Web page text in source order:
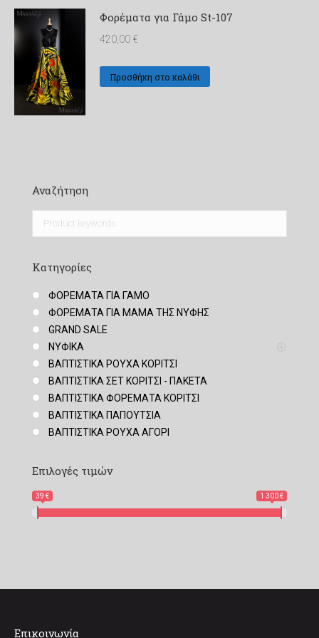
Φορέματα για Γάμο St-107
420,00 €
Προσθήκη στο καλάθι
Αναζήτηση
Κατηγορίες
ΦΟΡΕΜΑΤΑ ΓΙΑ ΓΑΜΟ
ΦΟΡΕΜΑΤΑ ΓΙΑ ΜΑΜΑ ΤΗΣ ΝΥΦΗΣ
GRAND SALE
ΝΥΦΙΚΑ
ΒΑΠΤΙΣΤΙΚΑ ΡΟΥΧΑ ΚΟΡΙΤΣΙ
ΒΑΠΤΙΣΤΙΚΑ ΣΕΤ ΚΟΡΙΤΣΙ - ΠΑΚΕΤΑ
ΒΑΠΤΙΣΤΙΚΑ ΦΟΡΕΜΑΤΑ ΚΟΡΙΤΣΙ
ΒΑΠΤΙΣΤΙΚΑ ΠΑΠΟΥΤΣΙΑ
ΒΑΠΤΙΣΤΙΚΑ ΡΟΥΧΑ ΑΓΟΡΙ
Επιλογές τιμών
39 € 1 300 €
Επικοινωνία